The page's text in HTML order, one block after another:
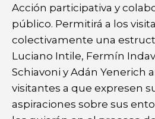
Acción participativa y
público. Permitirá a los
colectivamente una
Luciano Intile, Fermín
Schiavoni y Adán Yenerich
visitantes a que expresen
aspiraciones sobre sus